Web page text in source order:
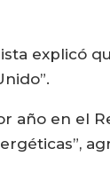
explicó
año en el